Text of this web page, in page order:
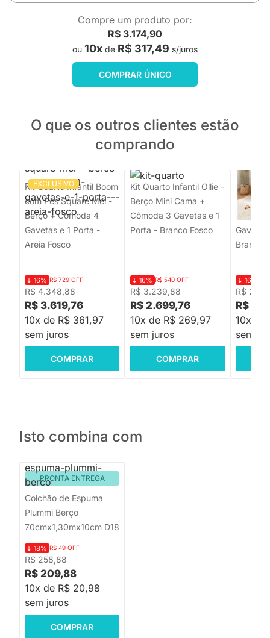
Compre um produto por:
R$ 3.174,90
ou 10x de R$ 317,49 s/juros
COMPRAR ÚNICO
O que os outros clientes estão
comprando
EXCLUSIVO
Kit Quarto Infantil Boom
com Pés Square Mel -
Berço + Cômoda 4
Gavetas e 1 Porta -
Areia Fosco
R$ 4.348,88
-16% R$ 729 OFF
R$ 3.619,76
10x de R$ 361,97
sem juros
COMPRAR
Kit Quarto Infantil Ollie -
Berço Mini Cama +
Cômoda 3 Gavetas e 1
Porta - Branco Fosco
R$ 3.239,88
-16% R$ 540 OFF
R$ 2.699,76
10x de R$ 269,97
sem juros
COMPRAR
Kit
Pés
Berço
Branco
R$
-16%
R$
10x de
sem
Isto combina com
PRONTA ENTREGA
Colchão de Espuma
Plummi Berço
70cmx1,30mx10cm D18
R$ 258,88
-18% R$ 49 OFF
R$ 209,88
10x de R$ 20,98
sem juros
COMPRAR